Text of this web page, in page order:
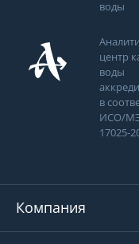
воды
центр
воды
в
ИСО/
17025-
Компания